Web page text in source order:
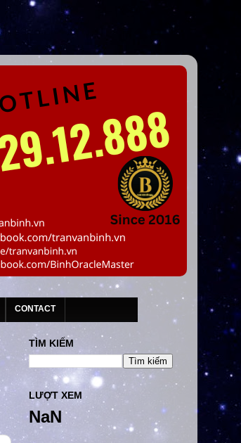
CONTACT
TÌM KIẾM
LƯỢT XEM
NaN